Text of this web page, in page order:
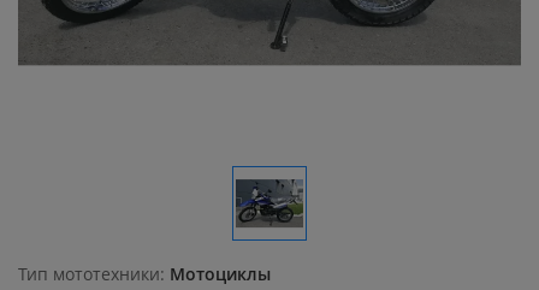
Тип мототехники Мотоциклы